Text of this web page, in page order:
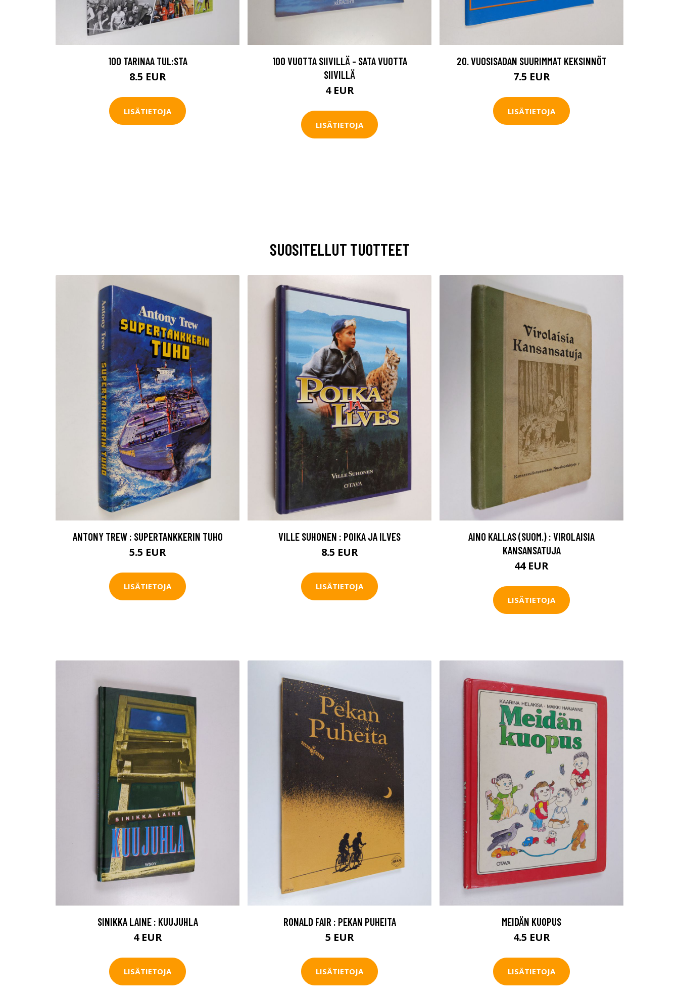
100 TARINAA TUL:STA
8.5 EUR
LISÄTIETOJA
100 VUOTTA SIIVILLÄ - SATA VUOTTA
SIIVILLÄ
4 EUR
LISÄTIETOJA
20. VUOSISADAN SUURIMMAT KEKSINNÖT
7.5 EUR
LISÄTIETOJA
SUOSITELLUT TUOTTEET
ANTONY TREW : SUPERTANKKERIN TUHO
5.5 EUR
LISÄTIETOJA
VILLE SUHONEN : POIKA JA ILVES
8.5 EUR
LISÄTIETOJA
AINO KALLAS (SUOM.) : VIROLAISIA
KANSANSATUJA
44 EUR
LISÄTIETOJA
SINIKKA LAINE : KUUJUHLA
4 EUR
LISÄTIETOJA
RONALD FAIR : PEKAN PUHEITA
5 EUR
LISÄTIETOJA
MEIDÄN KUOPUS
4.5 EUR
LISÄTIETOJA